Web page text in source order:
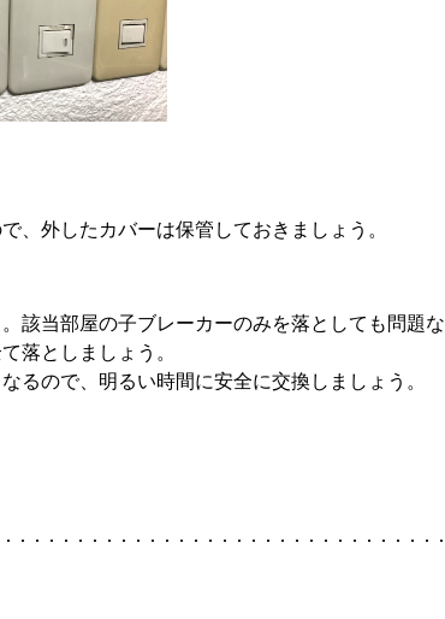
、外したカバーは保管しておきましょう。
該当部屋の子ブレーカーのみを落としても問題な
落としましょう。
るので、明るい時間に安全に交換しましょう。